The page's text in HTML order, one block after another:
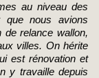
au niveau des
que nous avions
relance wallon,
villes. On hérite
est rénovation et
y travaille depuis